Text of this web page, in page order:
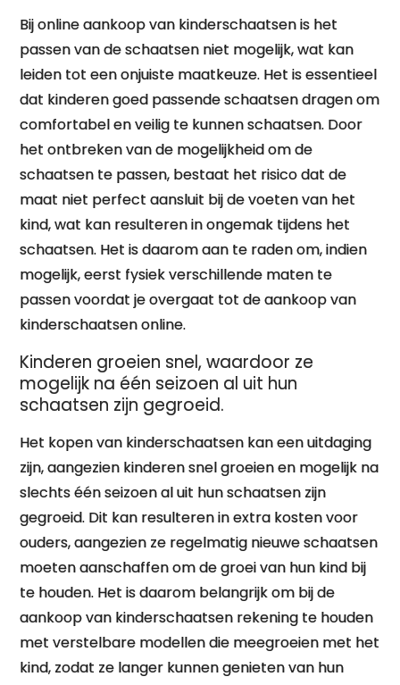
Bij online aankoop van kinderschaatsen is het
passen van de schaatsen niet mogelijk, wat kan
leiden tot een onjuiste maatkeuze. Het is essentieel
dat kinderen goed passende schaatsen dragen om
comfortabel en veilig te kunnen schaatsen. Door
het ontbreken van de mogelijkheid om de
schaatsen te passen, bestaat het risico dat de
maat niet perfect aansluit bij de voeten van het
kind, wat kan resulteren in ongemak tijdens het
schaatsen. Het is daarom aan te raden om, indien
mogelijk, eerst fysiek verschillende maten te
passen voordat je overgaat tot de aankoop van
kinderschaatsen online.
Kinderen groeien snel, waardoor ze
mogelijk na één seizoen al uit hun
schaatsen zijn gegroeid.
Het kopen van kinderschaatsen kan een uitdaging
zijn, aangezien kinderen snel groeien en mogelijk na
slechts één seizoen al uit hun schaatsen zijn
gegroeid. Dit kan resulteren in extra kosten voor
ouders, aangezien ze regelmatig nieuwe schaatsen
moeten aanschaffen om de groei van hun kind bij
te houden. Het is daarom belangrijk om bij de
aankoop van kinderschaatsen rekening te houden
met verstelbare modellen die meegroeien met het
kind, zodat ze langer kunnen genieten van hun